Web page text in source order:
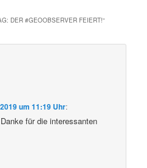
DER #GEOOBSERVER FEIERT!“
um 11:19 Uhr:
für die interessanten